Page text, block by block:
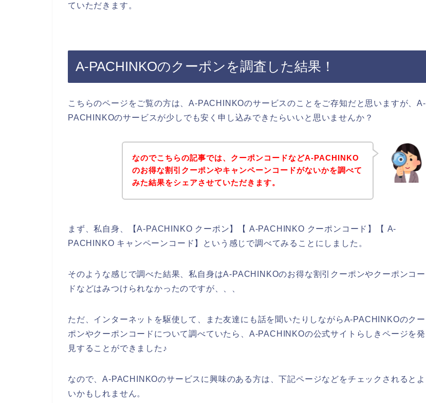
ていただきます。
A-PACHINKOのクーポンを調査した結果！
こちらのページをご覧の方は、A-PACHINKOのサービスのことをご存知だと思いますが、A-
PACHINKOのサービスが少しでも安く申し込みできたらいいと思いませんか？
なのでこちらの記事では、クーポンコードなどA-PACHINKO
のお得な割引クーポンやキャンペーンコードがないかを調べて
みた結果をシェアさせていただきます。
まず、私自身、【A-PACHINKO クーポン】【 A-PACHINKO クーポンコード】【 A-
PACHINKO キャンペーンコード】という感じで調べてみることにしました。
そのような感じで調べた結果、私自身はA-PACHINKOのお得な割引クーポンやクーポンコー
ドなどはみつけられなかったのですが、、、
ただ、インターネットを駆使して、また友達にも話を聞いたりしながらA-PACHINKOのクー
ポンやクーポンコードについて調べていたら、A-PACHINKOの公式サイトらしきページを発
見することができました♪
なので、A-PACHINKOのサービスに興味のある方は、下記ページなどをチェックされるとよ
いかもしれません。